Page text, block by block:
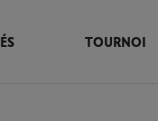
TOURNOI